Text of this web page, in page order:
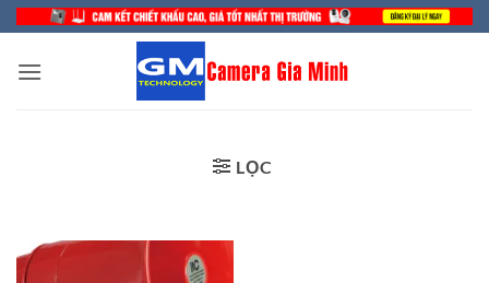
Bỏ
qua
nội
LỌC